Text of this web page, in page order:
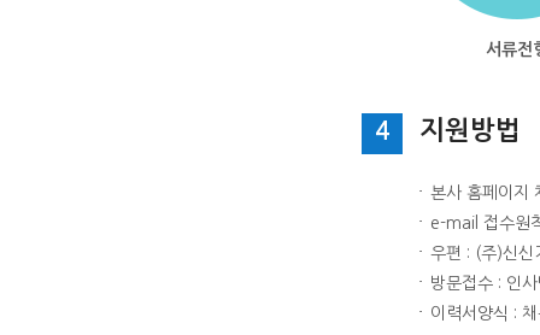
서류전
4 지원방법
본사 홈페이지
e-mail 접수원
우편 : (주)신신
방문접수 : 인
이력서양식 :